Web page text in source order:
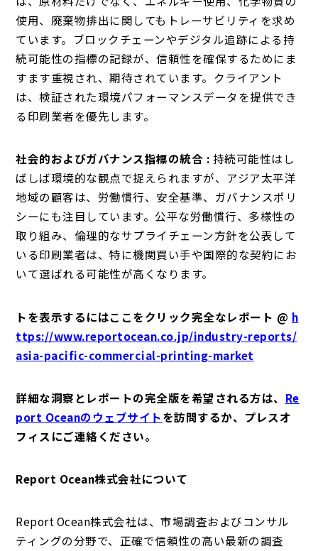
使用、廃棄物排出に関してもトレーサビリティを求め
ています。ブロックチェーンやデジタル追跡による持
続可能性の指標の記録が、信頼性を確保するためにま
すます重視され、期待されています。クライアント
は、検証された環境パフォーマンスデータを提供でき
る印刷業者を優先します。
社会的およびガバナンス指標の統合 : 持続可能性はし
ばしば環境的な観点で捉えられますが、アジア太平洋
地域の顧客は、労働慣行、安全基準、ガバナンスポリ
シーにも注目しています。公平な労働慣行、多様性の
取り組み、倫理的なサプライチェーン方針を公表して
いる印刷業者は、特に機関買い手や国際的な契約にお
いて選ばれる可能性が高くなります。
トを表示するにはここをクリック完全なレポート @ h
ttps://www.reportocean.co.jp/industry-reports/
asia-pacific-commercial-printing-market
詳細な洞察とレポートの完全版を希望される方は、 Re
port Oceanのウェブサイトを訪問するか、プレスオ
フィスにご連絡ください。
Report Ocean株式会社について
Report Ocean株式会社は、市場調査およびコンサル
ティングの分野で、正確で信頼性の高い最新の調査